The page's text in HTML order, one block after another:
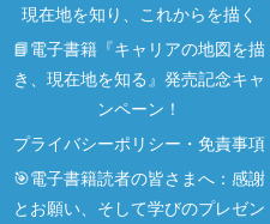
現在地を知り、これからを描く
📘電子書籍『キャリアの地図を描
き、現在地を知る』発売記念キャ
ンペーン！
プライバシーポリシー・免責事項
🎯電子書籍読者の皆さまへ：感謝
とお願い、そして学びのプレゼン